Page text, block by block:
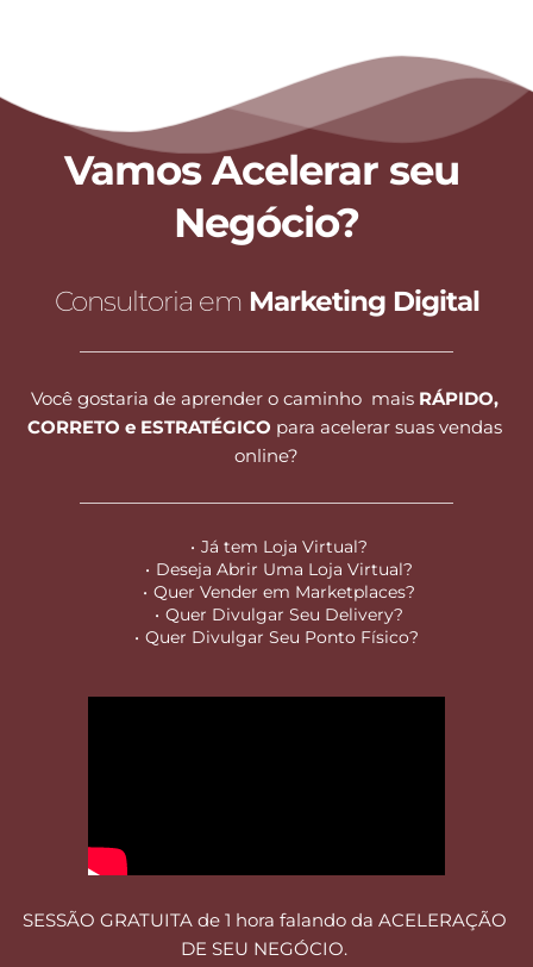
Vamos Acelerar seu
Negócio?
Consultoria em Marketing Digital
Você gostaria de aprender o caminho  mais RÁPIDO,
CORRETO e ESTRATÉGICO para acelerar suas vendas
online?
Já tem Loja Virtual?
Deseja Abrir Uma Loja Virtual?
Quer Vender em Marketplaces?
Quer Divulgar Seu Delivery?
Quer Divulgar Seu Ponto Físico?
SESSÃO GRATUITA de 1 hora falando da ACELERAÇÃO
DE SEU NEGÓCIO.